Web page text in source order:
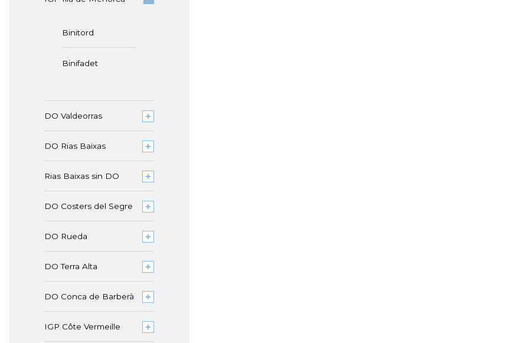
Binitord
Binifadet
DO Valdeorras
DO Rias Baixas
Rias Baixas sin DO
DO Costers del Segre
DO Rueda
DO Terra Alta
DO Conca de Barberà
IGP Côte Vermeille